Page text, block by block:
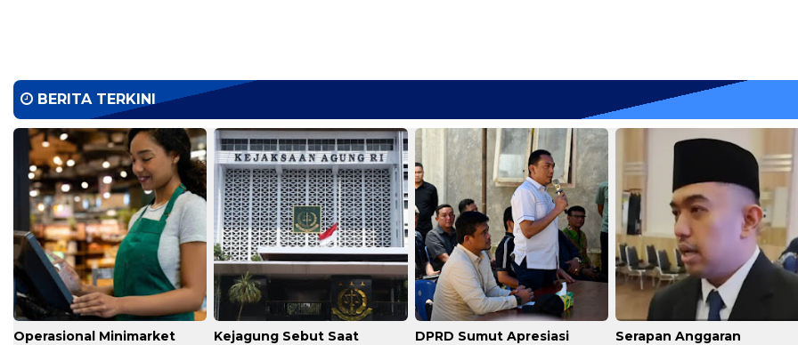
BERITA TERKINI
Operasional Minimarket
Kejagung Sebut Saat
DPRD Sumut Apresiasi
Serapan Anggaran